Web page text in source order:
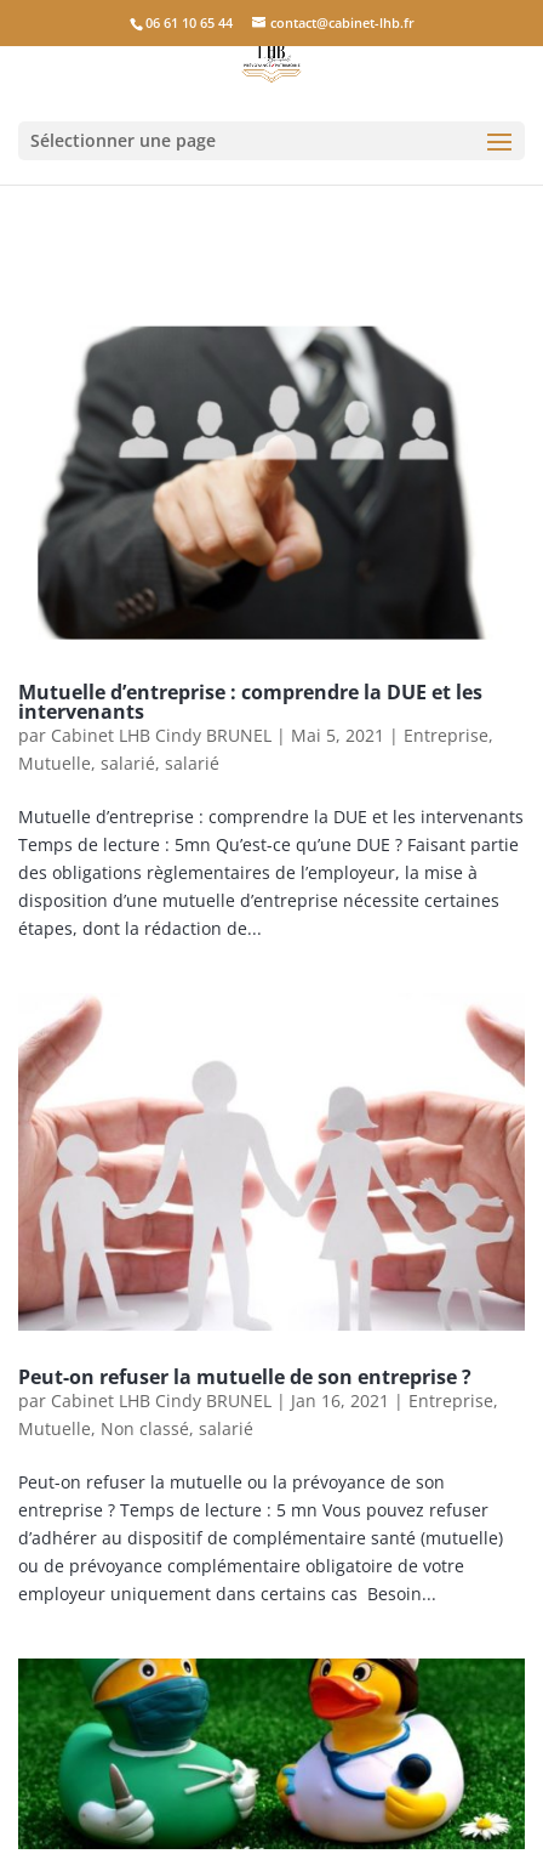
06 61 10 65 44 contact@cabinet-lhb.fr
Sélectionner une page
Mutuelle d’entreprise : comprendre la DUE et les
intervenants
par Cabinet LHB Cindy BRUNEL | Mai 5, 2021 | Entreprise,
Mutuelle, salarié, salarié
Mutuelle d’entreprise : comprendre la DUE et les intervenants
Temps de lecture : 5mn Qu’est-ce qu’une DUE ? Faisant partie
des obligations règlementaires de l’employeur, la mise à
disposition d’une mutuelle d’entreprise nécessite certaines
étapes, dont la rédaction de...
Peut-on refuser la mutuelle de son entreprise ?
par Cabinet LHB Cindy BRUNEL | Jan 16, 2021 | Entreprise,
Mutuelle, Non classé, salarié
Peut-on refuser la mutuelle ou la prévoyance de son
entreprise ? Temps de lecture : 5 mn Vous pouvez refuser
d’adhérer au dispositif de complémentaire santé (mutuelle)
ou de prévoyance complémentaire obligatoire de votre
employeur uniquement dans certains cas Besoin...